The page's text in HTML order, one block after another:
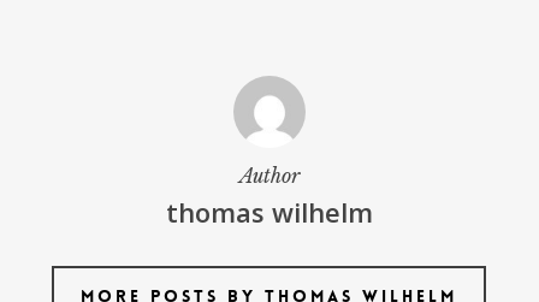
Author
thomas wilhelm
More posts by thomas wilhelm